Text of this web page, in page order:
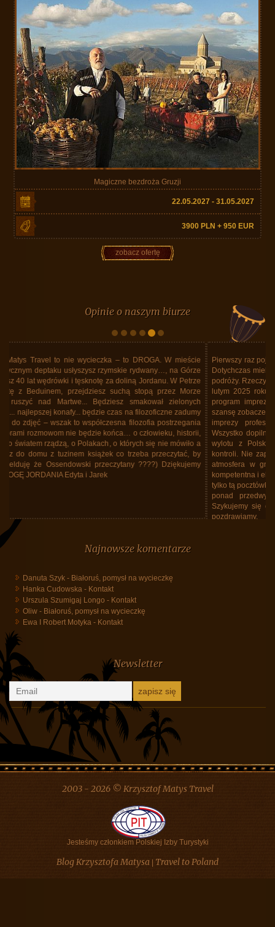
Magiczne bezdroża Gruzji
22.05.2027 - 31.05.2027
3900 PLN + 950 EUR
zobacz ofertę
Opinie o naszym biurze
Pierwszy raz pojechaliśmy za granicę z Matys Travel. Były pewne obawy.
Dotychczas mieliśmy pewne doświadczenia wyłącznie z wielkimi biurami
podróży. Rzeczywistość przerosła wszelkie nasze oczekiwania. Byliśmy w
lutym 2025 roku na Kubie. To było niesamowite ! Doskonale ułożony
program imprezy. Trasa objazdu na Kubie wyczerpująca ale dająca
szansę zobaczenia wszystkiego co na Kubie warto obejrzeć. Organizacja
imprezy profesjonalna pod każdym względem. Żadnych potknięć.
Wszystko dopilnowane i na czas. Opieka pilotek doskonała. Magda od
wylotu z Polski wszystkiego dopilnowywała nie tracąc nad niczym
kontroli. Nie zapominała też jak ważny jest dobry nastrój uczestników i
atmosfera w grupie. Kubańska przewodniczka Ania była bez granic
kompetentna i elokwentna. To ona otworzyła nam oczy na prawdziwą, nie
tylko tą pocztówkową Kubę. Efektem - niezapomniane wrażenia, znacznie
ponad przedwyjazdowe oczekiwania. Teraz czas na ciąg dalszy.
Szykujemy się do kolejnego wyjazdu z Waszym biurem. Dziękujemy i
pozdrawiamy.
Najnowsze komentarze
Danuta Szyk-Białoruś, pomysł na wycieczkę
Ewa I Robert Motyka
Kontakt
Newsletter
2003 - 2026 © Krzysztof Matys Travel